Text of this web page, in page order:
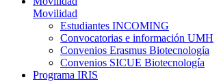
Movilidad
Estudiantes INCOMING
Convocatorias e información UMH
Convenios Erasmus Biotecnología
Convenios SICUE Biotecnología
Programa IRIS